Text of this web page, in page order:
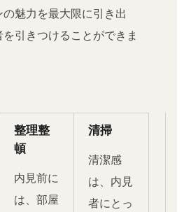
魅力を最大限に引き出
引きつけることができま
整理整
頓
内見前に
は、部屋
清掃
清潔感
は、内見
者にとっ